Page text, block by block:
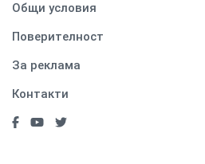
Общи условия
Поверителност
За реклама
Контакти